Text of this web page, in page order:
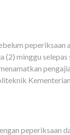
peperiksaan
minggu
peperiksaan